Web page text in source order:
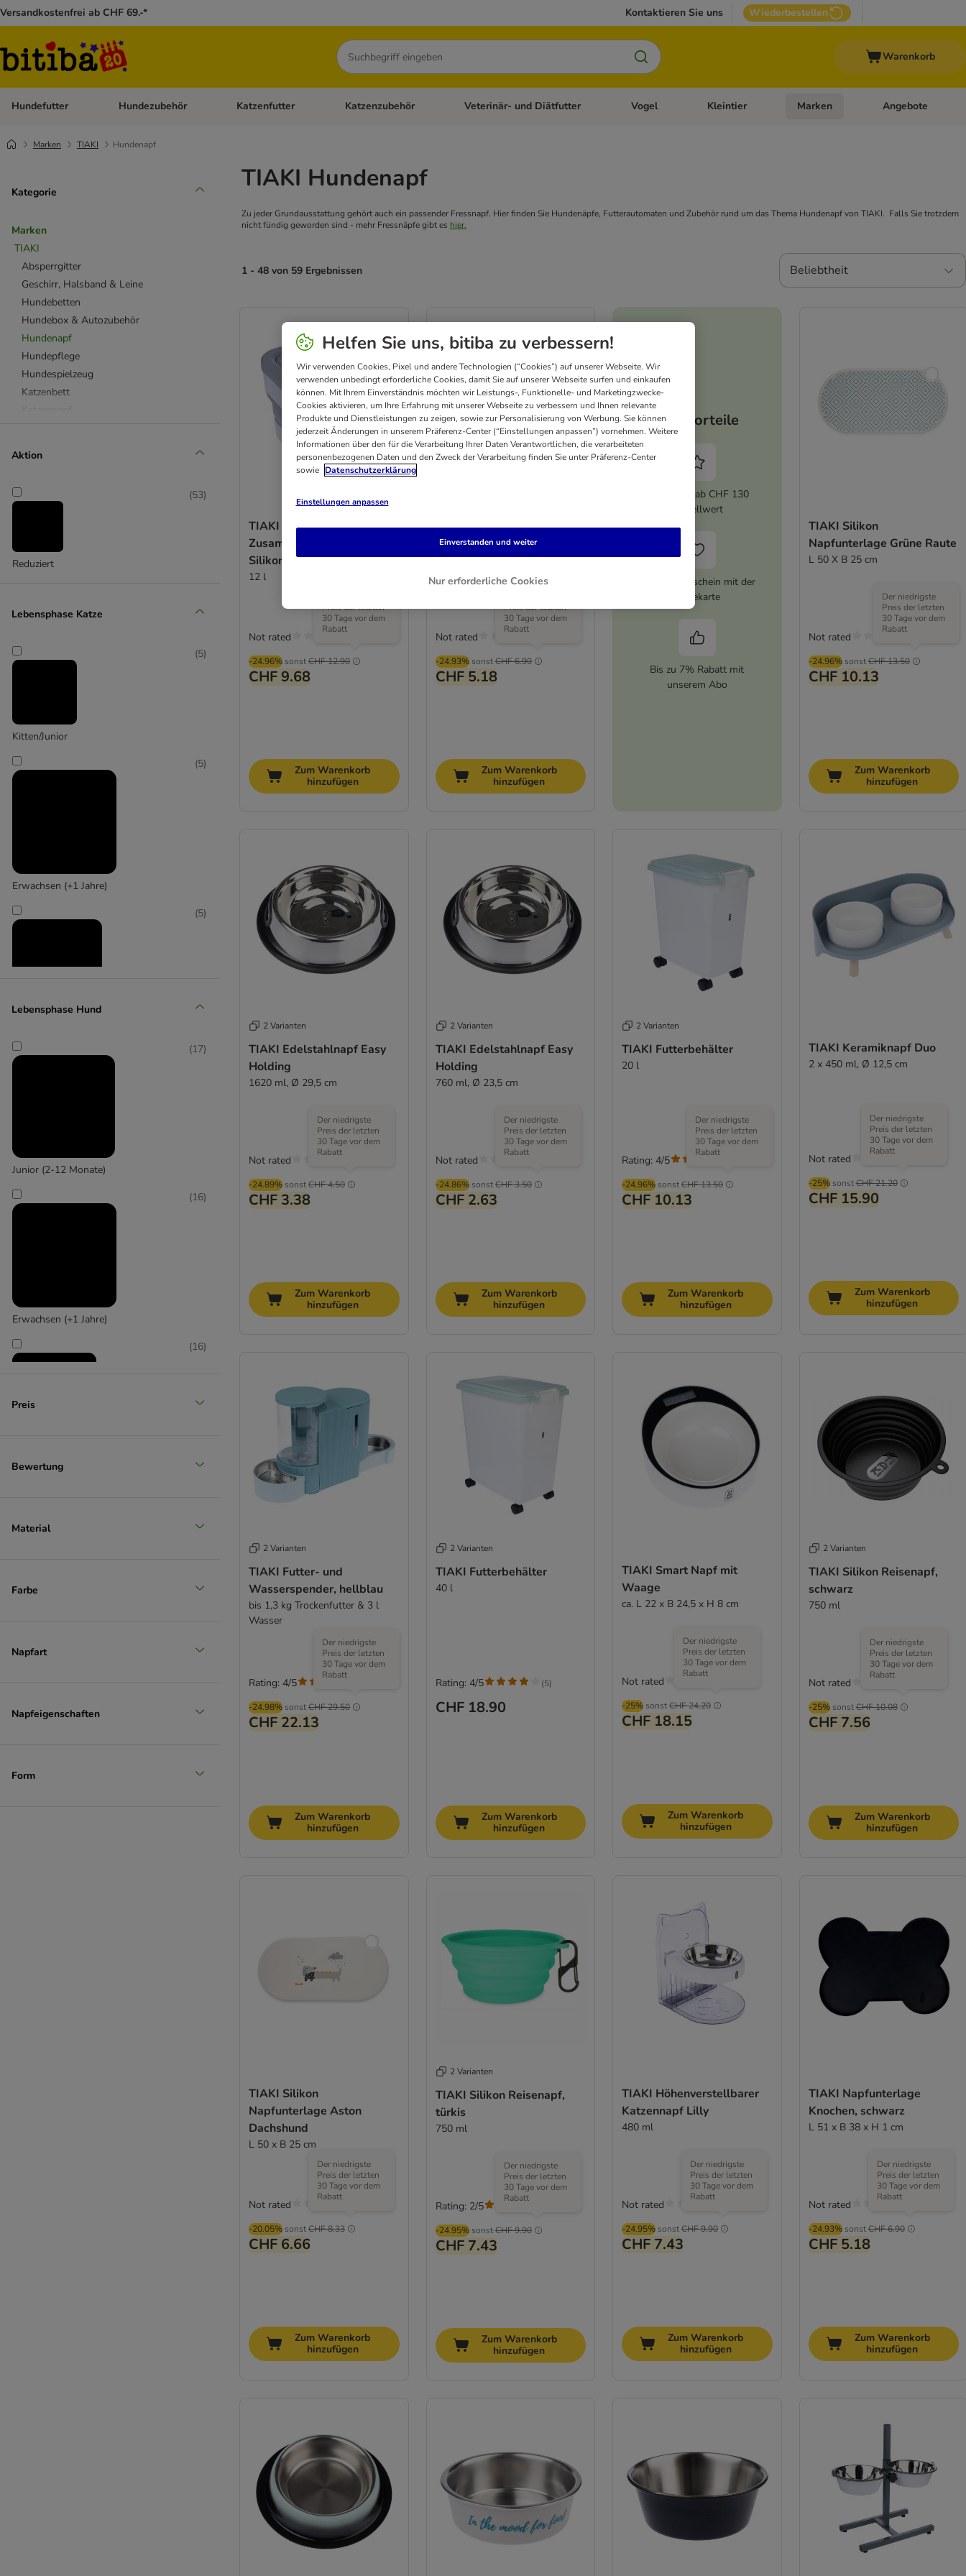
Versandkostenfrei ab CHF 69.-* Kontaktieren Sie uns Wiederbestellen
Suchen
Warenkorb
Hundefutter Kategorie-Menü öffnen: Hundefutter
Hundezubehör Kategorie-Menü öffnen: Hundezubehör
Katzenfutter Kategorie-Menü öffnen: Katzenfutter
Katzenzubehör Kategorie-Menü öffnen: Katzenzubehör
Veterinär- und Diätfutter Kategorie-Menü öffnen: Veterinär- und Diätfutter
Vogel Kategorie-Menü öffnen: Vogel
Kleintier Kategorie-Menü öffnen: Kleintier
Marken Kategorie-Menü
Angebote
Marken TIAKI Hundenapf
Kategorie
Marken
TIAKI
Absperrgitter
Geschirr, Halsband & Leine
Hundebetten
Hundebox & Autozubehör
Hundenapf
Hundepflege
Hundespielzeug
Katzenbett
Aktion
Reduziert
(53)
Lebensphase Katze
Kitten/Junior
(5)
Erwachsen (+1 Jahre)
(5)
(5)
Lebensphase Hund
Junior (2-12 Monate)
(17)
Erwachsen (+1 Jahre)
(16)
(16)
Preis
Bewertung
Material
Farbe
Napfart
Napfeigenschaften
Form
TIAKI Hundenapf
Zu jeder Grundausstattung gehört auch ein passender Fressnapf. Hier finden Sie Hundenäpfe, Futterautomaten und Zubehör rund um das Thema Hundenapf von TIAKI. Falls Sie trotzdem
nicht fündig geworden sind - mehr Fressnäpfe gibt es hier.
1 - 48 von 59 Ergebnissen Beliebtheit
TIAKI
Zusammenklappbarer
Silikon-Futterbehälter
12 l
-24.96% sonstCHF 12.90
Preis der letzten
30 Tage vor dem
Rabatt
CHF 9.68
Not rated
Zum Warenkorb
hinzufügen
TIAKI Silikon Slow Feeder
Honigwabe
ca. Ø 19 x H 3,5 cm
-24.93% sonstCHF 6.90
Preis der letzten
30 Tage vor dem
Rabatt
CHF 5.18
Not rated
Zum Warenkorb
hinzufügen
Ihre Vorteile
5% Rabatt ab CHF 130
Bestellwert
CHF 16 Gutschein mit der
Treuekarte
Bis zu 7% Rabatt mit
unserem Abo
TIAKI Silikon
Napfunterlage Grüne Raute
L 50 X B 25 cm
-24.96% sonstCHF 13.50
Der niedrigste
Preis der letzten
30 Tage vor dem
Rabatt
CHF 10.13
Not rated
Zum Warenkorb
hinzufügen
2 Varianten
TIAKI Edelstahlnapf Easy
Holding
1620 ml, Ø 29,5 cm
-24.89% sonstCHF 4.50
Der niedrigste
Preis der letzten
30 Tage vor dem
Rabatt
CHF 3.38
Not rated
Zum Warenkorb
hinzufügen
2 Varianten
TIAKI Edelstahlnapf Easy
Holding
760 ml, Ø 23,5 cm
-24.86% sonstCHF 3.50
Der niedrigste
Preis der letzten
30 Tage vor dem
Rabatt
CHF 2.63
Not rated
Zum Warenkorb
hinzufügen
2 Varianten
TIAKI Futterbehälter
20 l
-24.96% sonstCHF 13.50
Der niedrigste
Preis der letzten
30 Tage vor dem
Rabatt
CHF 10.13
Rating: 4/5
Zum Warenkorb
hinzufügen
TIAKI Keramiknapf Duo
2 x 450 ml, Ø 12,5 cm
-25% sonstCHF 21.20
Der niedrigste
Preis der letzten
30 Tage vor dem
Rabatt
CHF 15.90
Not rated
Zum Warenkorb
hinzufügen
2 Varianten
TIAKI Futter- und
Wasserspender, hellblau
bis 1,3 kg Trockenfutter & 3 l
Wasser
-24.98% sonstCHF 29.50
Der niedrigste
Preis der letzten
30 Tage vor dem
Rabatt
CHF 22.13
Rating: 4/5
Zum Warenkorb
hinzufügen
2 Varianten
TIAKI Futterbehälter
40 l
CHF 18.90
Rating: 4/5 (5)
Zum Warenkorb
hinzufügen
TIAKI Smart Napf mit
Waage
ca. L 22 x B 24,5 x H 8 cm
-25% sonstCHF 24.20
Der niedrigste
Preis der letzten
30 Tage vor dem
Rabatt
CHF 18.15
Not rated
Zum Warenkorb
hinzufügen
2 Varianten
TIAKI Silikon Reisenapf,
schwarz
750 ml
-25% sonstCHF 10.08
Der niedrigste
Preis der letzten
30 Tage vor dem
Rabatt
CHF 7.56
Not rated
Zum Warenkorb
hinzufügen
TIAKI Silikon
Napfunterlage Aston
Dachshund
L 50 x B 25 cm
-20.05% sonstCHF 8.33
Der niedrigste
Preis der letzten
30 Tage vor dem
Rabatt
CHF 6.66
Not rated
Zum Warenkorb
hinzufügen
2 Varianten
TIAKI Silikon Reisenapf,
türkis
750 ml
-24.95% sonstCHF 9.90
Der niedrigste
Preis der letzten
30 Tage vor dem
Rabatt
CHF 7.43
Rating: 2/5
Zum Warenkorb
hinzufügen
TIAKI Höhenverstellbarer
Katzennapf Lilly
480 ml
-24.95% sonstCHF 9.90
Der niedrigste
Preis der letzten
30 Tage vor dem
Rabatt
CHF 7.43
Not rated
Zum Warenkorb
hinzufügen
TIAKI Napfunterlage
Knochen, schwarz
L 51 x B 38 x H 1 cm
-24.93% sonstCHF 6.90
Der niedrigste
Preis der letzten
30 Tage vor dem
Rabatt
CHF 5.18
Not rated
Zum Warenkorb
hinzufügen
Helfen Sie uns, bitiba zu verbessern!
Wir verwenden Cookies, Pixel und andere Technologien (“Cookies”) auf unserer Webseite. Wir
verwenden unbedingt erforderliche Cookies, damit Sie auf unserer Webseite surfen und einkaufen
können. Mit Ihrem Einverständnis möchten wir Leistungs-, Funktionelle- und Marketingzwecke-
Cookies aktivieren, um Ihre Erfahrung mit unserer Webseite zu verbessern und Ihnen relevante
Produkte und Dienstleistungen zu zeigen, sowie zur Personalisierung von Werbung. Sie können
jederzeit Änderungen in unserem Präferenz-Center (“Einstellungen anpassen”) vornehmen. Weitere
Informationen über den für die Verarbeitung Ihrer Daten Verantwortlichen, die verarbeiteten
personenbezogenen Daten und den Zweck der Verarbeitung finden Sie unter Präferenz-Center
sowie Datenschutzerklärung
Einstellungen anpassen
Nur erforderliche Cookies
Einverstanden und weiter